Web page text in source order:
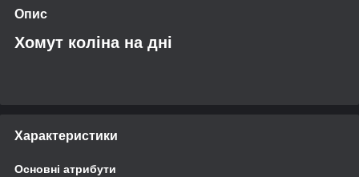
Опис
Хомут коліна на дні
Характеристики
Основні атрибути